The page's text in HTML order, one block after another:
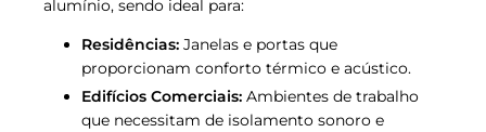
alumínio, sendo ideal para:
Residências: Janelas e portas que
proporcionam conforto térmico e acústico.
Edifícios Comerciais: Ambientes de trabalho
que necessitam de isolamento sonoro e